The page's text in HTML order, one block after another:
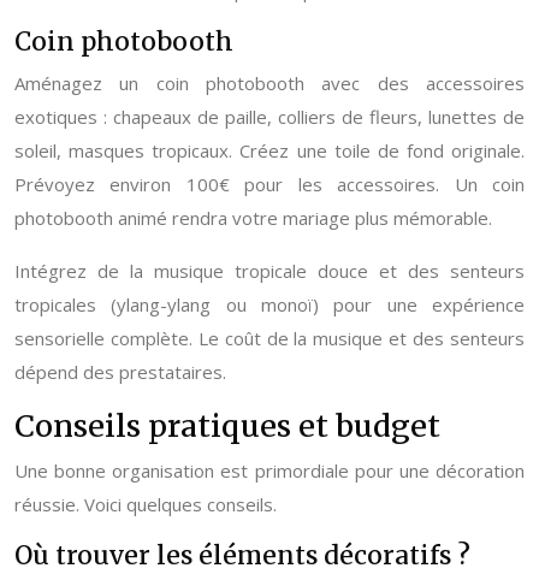
Coin photobooth
Aménagez un coin photobooth avec des accessoires
exotiques : chapeaux de paille, colliers de fleurs, lunettes de
soleil, masques tropicaux. Créez une toile de fond originale.
Prévoyez environ 100€ pour les accessoires. Un coin
photobooth animé rendra votre mariage plus mémorable.
Intégrez de la musique tropicale douce et des senteurs
tropicales (ylang-ylang ou monoï) pour une expérience
sensorielle complète. Le coût de la musique et des senteurs
dépend des prestataires.
Conseils pratiques et budget
Une bonne organisation est primordiale pour une décoration
réussie. Voici quelques conseils.
Où trouver les éléments décoratifs ?